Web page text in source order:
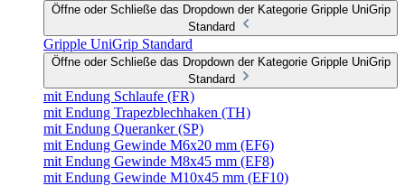
Öffne oder Schließe das Dropdown der Kategorie Gripple UniGrip
Standard
Gripple UniGrip Standard
Öffne oder Schließe das Dropdown der Kategorie Gripple UniGrip
Standard
mit Endung Schlaufe (FR)
mit Endung Trapezblechhaken (TH)
mit Endung Queranker (SP)
mit Endung Gewinde M6x20 mm (EF6)
mit Endung Gewinde M8x45 mm (EF8)
mit Endung Gewinde M10x45 mm (EF10)